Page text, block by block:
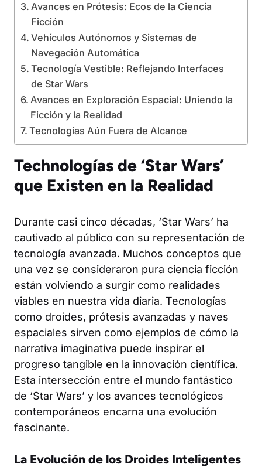
Avances en Prótesis: Ecos de la Ciencia
Ficción
Vehículos Autónomos y Sistemas de
Navegación Automática
Tecnología Vestible: Reflejando Interfaces
de Star Wars
Avances en Exploración Espacial: Uniendo la
Ficción y la Realidad
Tecnologías Aún Fuera de Alcance
Technologías de ‘Star Wars’
que Existen en la Realidad
Durante casi cinco décadas, ‘Star Wars’ ha
cautivado al público con su representación de
tecnología avanzada. Muchos conceptos que
una vez se consideraron pura ciencia ficción
están volviendo a surgir como realidades
viables en nuestra vida diaria. Tecnologías
como droides, prótesis avanzadas y naves
espaciales sirven como ejemplos de cómo la
narrativa imaginativa puede inspirar el
progreso tangible en la innovación científica.
Esta intersección entre el mundo fantástico
de ‘Star Wars’ y los avances tecnológicos
contemporáneos encarna una evolución
fascinante.
La Evolución de los Droides Inteligentes